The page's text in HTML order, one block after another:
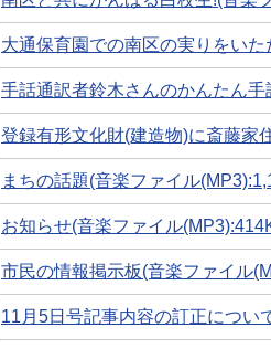
大通保育園での南区の実りをい
手話通訳者鈴木さんのかんたん
登録有形文化財(建造物)に斎藤家
まちの話題(音楽ファイル
お知らせ(音楽ファイル
市民の情報掲示板(音楽ファイル
11月5日号記事内容の訂正につい